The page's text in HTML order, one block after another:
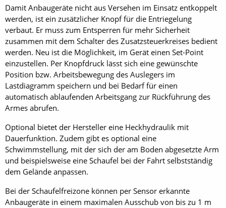
Damit Anbaugeräte nicht aus Versehen im Einsatz entkoppelt
werden, ist ein zusätzlicher Knopf für die Entriegelung
verbaut. Er muss zum Entsperren für mehr Sicherheit
zusammen mit dem Schalter des Zusatzsteuerkreises bedient
werden. Neu ist die Möglichkeit, im Gerät einen Set-Point
einzustellen. Per Knopfdruck lässt sich eine gewünschte
Position bzw. Arbeitsbewegung des Auslegers im
Lastdiagramm speichern und bei Bedarf für einen
automatisch ablaufenden Arbeitsgang zur Rückführung des
Armes abrufen.
Optional bietet der Hersteller eine Heckhydraulik mit
Dauerfunktion. Zudem gibt es optional eine
Schwimmstellung, mit der sich der am Boden abgesetzte Arm
und beispielsweise eine Schaufel bei der Fahrt selbstständig
dem Gelände anpassen.
Bei der Schaufelfreizone können per Sensor erkannte
Anbaugeräte in einem maximalen Ausschub von bis zu 1 m